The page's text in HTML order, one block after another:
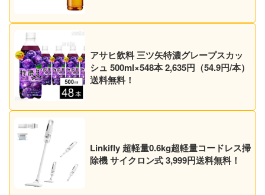
アサヒ飲料 三ツ矢特濃グレープスカッ
シュ 500ml×548本 2,635円（54.9円/本）
送料無料！
Linkifly 超軽量0.6kg超軽量コードレス掃
除機 サイクロン式 3,999円送料無料！